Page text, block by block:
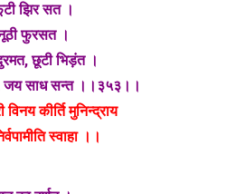
झिर सत ।
फुरसत ।
छूटी भिड़ंत ।
जय साध सन्त ।।३५३।।
कीर्ति मुनिन्द्राय
स्वाहा ।।